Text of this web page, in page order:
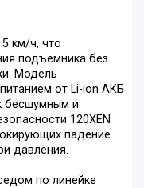
км/ч, что
подъемника без
Модель
от Li-ion АКБ
бесшумным и
120XEN
падение
давления.
по линейке